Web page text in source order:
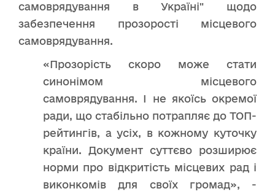
самоврядування в Україні" щодо
забезпечення прозорості місцевого
самоврядування.
«Прозорість скоро може стати
синонімом місцевого
самоврядування. І не якоїсь окремої
ради, що стабільно потрапляє до ТОП-
рейтингів, а усіх, в кожному куточку
країни. Документ суттєво розширює
норми про відкритість місцевих рад і
виконкомів для своїх громад», -